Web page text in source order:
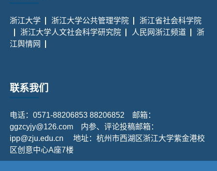
浙江大学 浙江大学公共管理学院
浙江省社会科学院
浙江大学人文社会科学研究院
人民网浙江频道
浙
江舆情网
联系我们
电话：0571-88206853 88206852 邮箱：
ggzcyjy@126.com 内参、评论投稿邮箱：
ipp@zju.edu.cn 地址：杭州市西湖区浙江大学紫金港校
区创意中心A座7楼